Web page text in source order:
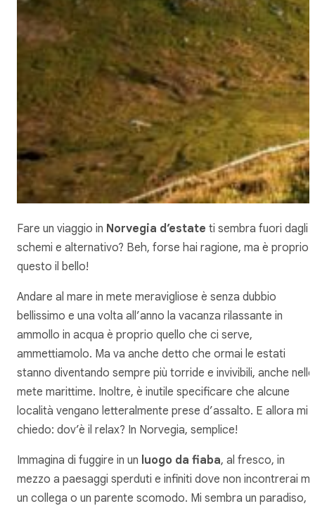
Fare un viaggio in Norvegia d’estate ti sembra fuori dagli
schemi e alternativo? Beh, forse hai ragione, ma è proprio
questo il bello!
Andare al mare in mete meravigliose è senza dubbio
bellissimo e una volta all’anno la vacanza rilassante in
ammollo in acqua è proprio quello che ci serve,
ammettiamolo. Ma va anche detto che ormai le estati
stanno diventando sempre più torride e invivibili, anche nelle
mete marittime. Inoltre, è inutile specificare che alcune
località vengano letteralmente prese d’assalto. E allora mi
chiedo: dov’è il relax? In Norvegia, semplice!
Immagina di fuggire in un luogo da fiaba, al fresco, in
mezzo a paesaggi sperduti e infiniti dove non incontrerai
un collega o un parente scomodo. Mi sembra un paradiso,